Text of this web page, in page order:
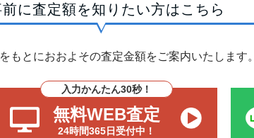
に査定額を知りたい方はこちら
もとにおおよその査定金額をご案内いたします。
入力かんたん30秒！
無料WEB査定
24時間365日受付中！